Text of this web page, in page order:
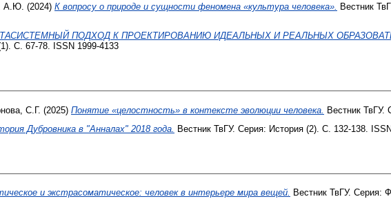
А.Ю. (2024) К вопросу о природе и сущности феномена «культура человека». Вестник
ПОДХОД К ПРОЕКТИРОВАНИЮ ИДЕАЛЬНЫХ И РЕАЛЬНЫХ
С. 67-78. ISSN 1999-4133
С.Г. (2025) Понятие «целостность» в контексте эволюции человека. Вестник
Дубровника в "Анналах" 2018 года. Вестник ТвГУ. Серия: История (2). С. 132-138.
и экстрасоматическое: человек в интерьере мира вещей. Вестник ТвГУ. Серия: